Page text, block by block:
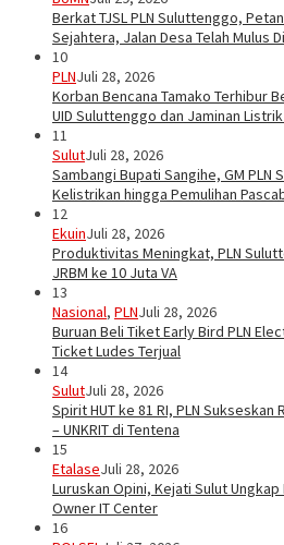
Berkat TJSL PLN Suluttenggo,
Sejahtera, Jalan Desa Telah Mulus
10
PLNJuli 28, 2026
Korban Bencana Tamako Terhibur
UID Suluttenggo dan Jaminan
11
SulutJuli 28, 2026
Sambangi Bupati Sangihe, GM PLN
Kelistrikan hingga Pemulihan
12
EkuinJuli 28, 2026
Produktivitas Meningkat, PLN
JRBM ke 10 Juta VA
13
Nasional, PLNJuli 28, 2026
Buruan Beli Tiket Early Bird PLN
Ticket Ludes Terjual
14
SulutJuli 28, 2026
Spirit HUT ke 81 RI, PLN Sukseskan
– UNKRIT di Tentena
15
EtalaseJuli 28, 2026
Luruskan Opini, Kejati Sulut Ungkap
Owner IT Center
16